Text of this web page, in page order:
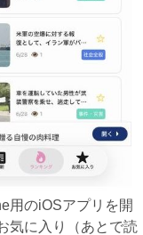
用のiOSアプリを開
気に入り（あとで読